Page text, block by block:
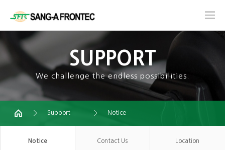
SUPPORT
We challenge the endless possibilities.
Support Notice
Notice Contact Us Location